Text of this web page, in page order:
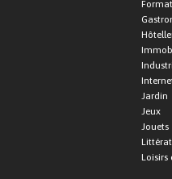
Jardin
Jeux
Jouets
Loisirs